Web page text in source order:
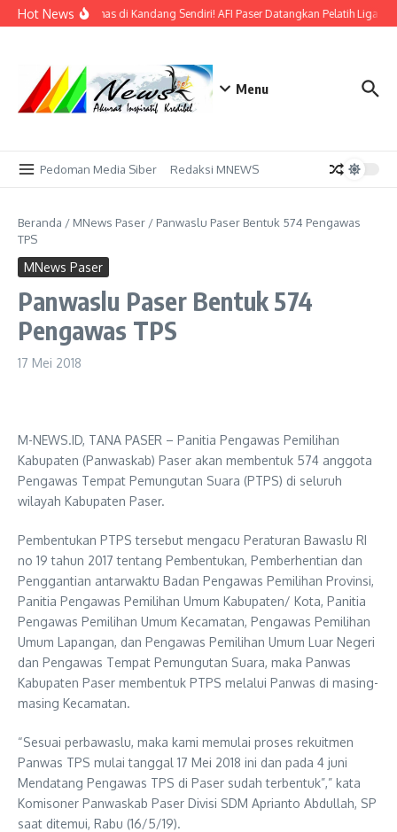
Lewati ke konten
Hot NewsBidik Emas di Kandang Sendiri! AFI Paser Datangkan Pelatih Liga
Menu
Pedoman Media Siber Redaksi MNEWS
Beranda / MNews Paser / Panwaslu Paser Bentuk 574 Pengawas
TPS
MNews Paser
Panwaslu Paser Bentuk 574
Pengawas TPS
17 Mei 2018
M-NEWS.ID, TANA PASER – Panitia Pengawas Pemilihan
Kabupaten (Panwaskab) Paser akan membentuk 574 anggota
Pengawas Tempat Pemungutan Suara (PTPS) di seluruh
wilayah Kabupaten Paser.
Pembentukan PTPS tersebut mengacu Peraturan Bawaslu RI
no 19 tahun 2017 tentang Pembentukan, Pemberhentian dan
Penggantian antarwaktu Badan Pengawas Pemilihan Provinsi,
Panitia Pengawas Pemilihan Umum Kabupaten/ Kota, Panitia
Pengawas Pemilihan Umum Kecamatan, Pengawas Pemilihan
Umum Lapangan, dan Pengawas Pemilihan Umum Luar Negeri
dan Pengawas Tempat Pemungutan Suara, maka Panwas
Kabupaten Paser membentuk PTPS melalui Panwas di masing-
masing Kecamatan.
“Sesuai perbawaslu, maka kami memulai proses rekuitmen
Panwas TPS mulai tanggal 17 Mei 2018 ini dan pada 4 juni
Mendatang Pengawas TPS di Paser sudah terbentuk”,” kata
Komisoner Panwaskab Paser Divisi SDM Aprianto Abdullah, SP
saat ditemui, Rabu (16/5/19).